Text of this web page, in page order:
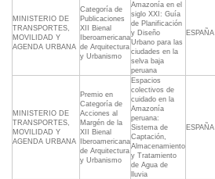
MINISTERIO DE
TRANSPORTES,
MOVILIDAD Y
AGENDA URBANA
Categoría de
Publicaciones
XII Bienal
Iberoamericana
de Arquitectura
y Urbanismo
Amazonía en el
siglo XXI: Guía
de Planificación
y Diseño
Urbano para las
ciudades en la
selva baja
peruana
ESPAÑA
MINISTERIO DE
TRANSPORTES,
MOVILIDAD Y
AGENDA URBANA
Premio en
Categoría de
Acciones al
Margén de la
XII Bienal
Iberoamericana
de Arquitectura
y Urbanismo
Espacios
colectivos de
cuidado en la
Amazonía
peruana:
Sistema de
Captación,
Almacenamiento
y Tratamiento
de Agua de
lluvia
ESPAÑA